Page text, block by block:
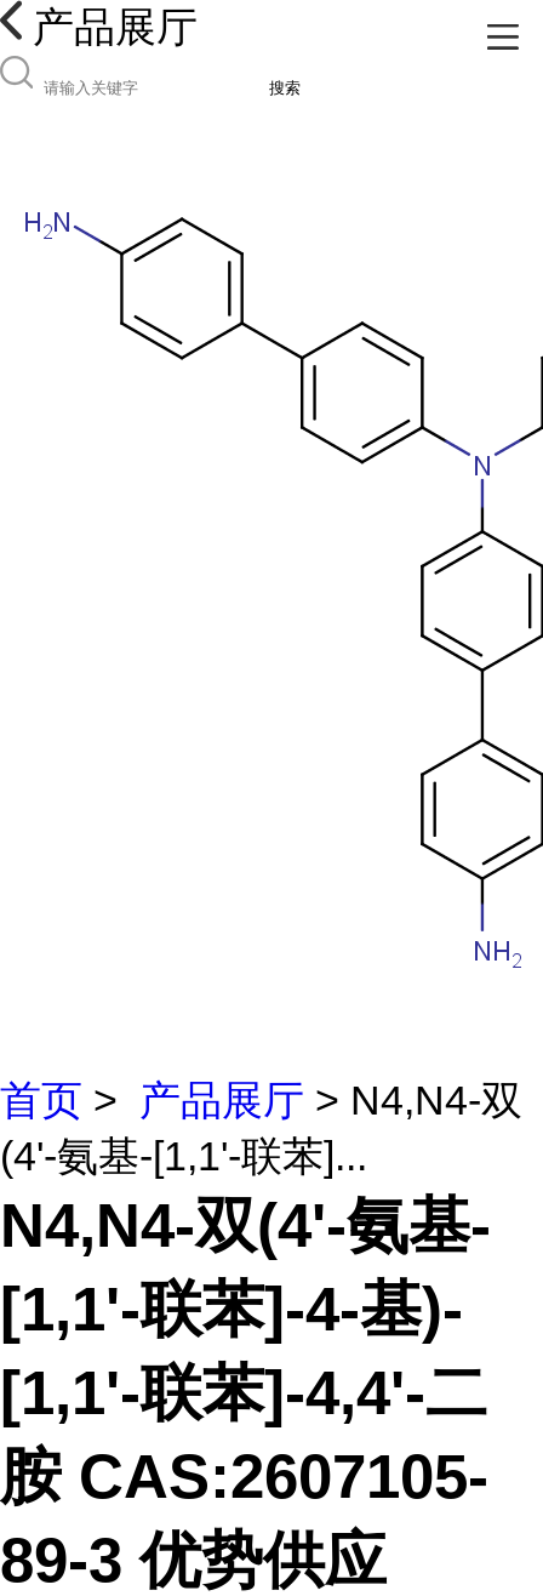
产品展厅
搜索
首页 > 产品展厅 > N4,N4-双
(4'-氨基-[1,1'-联苯]...
N4,N4-双(4'-氨基-
[1,1'-联苯]-4-基)-
[1,1'-联苯]-4,4'-二
胺 CAS:2607105-
89-3 优势供应